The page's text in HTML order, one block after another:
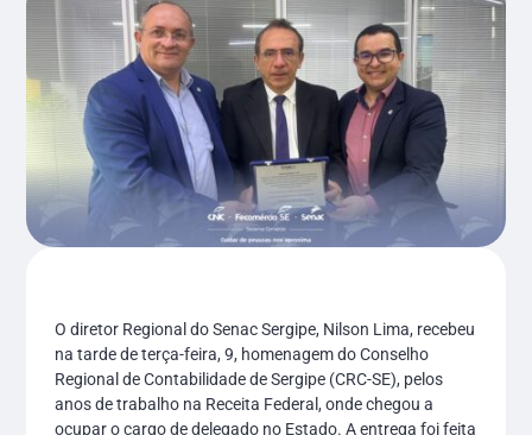
O diretor Regional do Senac Sergipe, Nilson Lima, recebeu
na tarde de terça-feira, 9, homenagem do Conselho
Regional de Contabilidade de Sergipe (CRC-SE), pelos
anos de trabalho na Receita Federal, onde chegou a
ocupar o cargo de delegado no Estado. A entrega foi feita